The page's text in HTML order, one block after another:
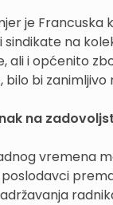
je Francuska
sindikate na
ali i općenito
bi zanimljivo
na
vremena